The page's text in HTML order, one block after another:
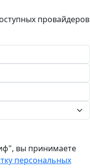
провайдеров
вы принимаете
персональных